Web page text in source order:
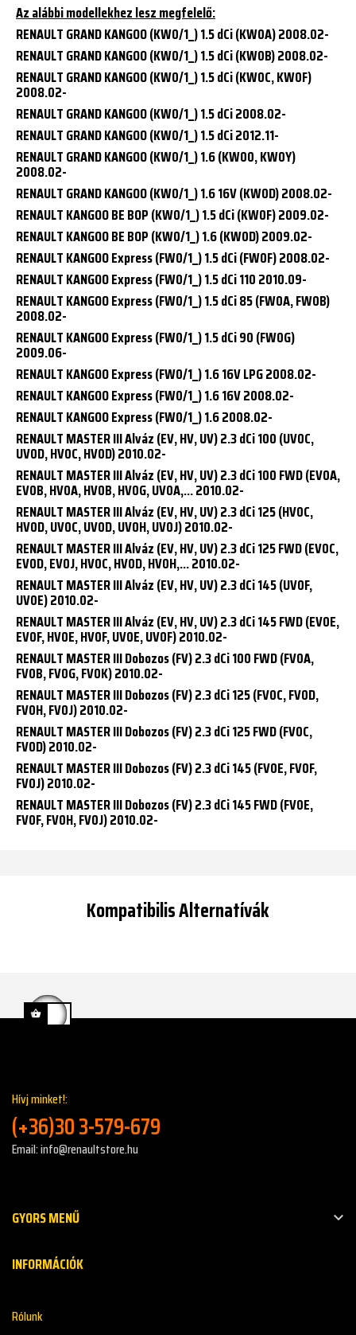
Az alábbi modellekhez lesz megfelelő:
RENAULT GRAND KANGOO (KW0/1_) 1.5 dCi (KW0A) 2008.02-
RENAULT GRAND KANGOO (KW0/1_) 1.5 dCi (KW0B) 2008.02-
RENAULT GRAND KANGOO (KW0/1_) 1.5 dCi (KW0C, KW0F)
2008.02-
RENAULT GRAND KANGOO (KW0/1_) 1.5 dCi 2008.02-
RENAULT GRAND KANGOO (KW0/1_) 1.5 dCi 2012.11-
RENAULT GRAND KANGOO (KW0/1_) 1.6 (KW00, KW0Y)
2008.02-
RENAULT GRAND KANGOO (KW0/1_) 1.6 16V (KW0D) 2008.02-
RENAULT KANGOO BE BOP (KW0/1_) 1.5 dCi (KW0F) 2009.02-
RENAULT KANGOO BE BOP (KW0/1_) 1.6 (KW0D) 2009.02-
RENAULT KANGOO Express (FW0/1_) 1.5 dCi (FW0F) 2008.02-
RENAULT KANGOO Express (FW0/1_) 1.5 dCi 110 2010.09-
RENAULT KANGOO Express (FW0/1_) 1.5 dCi 85 (FW0A, FW0B)
2008.02-
RENAULT KANGOO Express (FW0/1_) 1.5 dCi 90 (FW0G)
2009.06-
RENAULT KANGOO Express (FW0/1_) 1.6 16V LPG 2008.02-
RENAULT KANGOO Express (FW0/1_) 1.6 16V 2008.02-
RENAULT KANGOO Express (FW0/1_) 1.6 2008.02-
RENAULT MASTER III Alváz (EV, HV, UV) 2.3 dCi 100 (UV0C,
UV0D, HV0C, HV0D) 2010.02-
RENAULT MASTER III Alváz (EV, HV, UV) 2.3 dCi 100 FWD (EV0A,
EV0B, HV0A, HV0B, HV0G, UV0A,... 2010.02-
RENAULT MASTER III Alváz (EV, HV, UV) 2.3 dCi 125 (HV0C,
HV0D, UV0C, UV0D, UV0H, UV0J) 2010.02-
RENAULT MASTER III Alváz (EV, HV, UV) 2.3 dCi 125 FWD (EV0C,
EV0D, EV0J, HV0C, HV0D, HV0H,... 2010.02-
RENAULT MASTER III Alváz (EV, HV, UV) 2.3 dCi 145 (UV0F,
UV0E) 2010.02-
RENAULT MASTER III Alváz (EV, HV, UV) 2.3 dCi 145 FWD (EV0E,
EV0F, HV0E, HV0F, UV0E, UV0F) 2010.02-
RENAULT MASTER III Dobozos (FV) 2.3 dCi 100 FWD (FV0A,
FV0B, FV0G, FV0K) 2010.02-
RENAULT MASTER III Dobozos (FV) 2.3 dCi 125 (FV0C, FV0D,
FV0H, FV0J) 2010.02-
RENAULT MASTER III Dobozos (FV) 2.3 dCi 125 FWD (FV0C,
FV0D) 2010.02-
RENAULT MASTER III Dobozos (FV) 2.3 dCi 145 (FV0E, FV0F,
FV0J) 2010.02-
RENAULT MASTER III Dobozos (FV) 2.3 dCi 145 FWD (FV0E,
FV0F, FV0H, FV0J) 2010.02-
Kompatibilis Alternatívák
Hívj minket!:
(+36)30 3-579-679
Email: info@renaultstore.hu
GYORS MENŰ 
INFORMÁCIÓK
Rólunk